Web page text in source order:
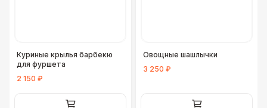
Куриные крылья барбекю
для фуршета
2 150 ₽
Овощные шашлычки
3 250 ₽